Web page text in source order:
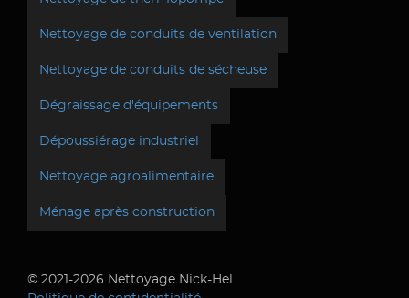
Nettoyage de conduits de ventilation
Nettoyage de conduits de sécheuse
Dégraissage d'équipements
Dépoussiérage industriel
Nettoyage agroalimentaire
Ménage après construction
© 2021-2026 Nettoyage Nick-Hel